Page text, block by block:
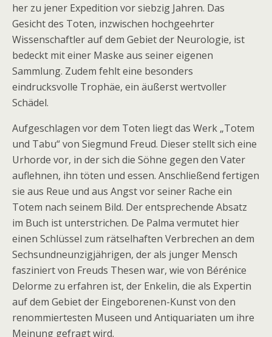
her zu jener Expedition vor siebzig Jahren. Das
Gesicht des Toten, inzwischen hochgeehrter
Wissenschaftler auf dem Gebiet der Neurologie, ist
bedeckt mit einer Maske aus seiner eigenen
Sammlung. Zudem fehlt eine besonders
eindrucksvolle Trophäe, ein äußerst wertvoller
Schädel.
Aufgeschlagen vor dem Toten liegt das Werk „Totem
und Tabu“ von Siegmund Freud. Dieser stellt sich eine
Urhorde vor, in der sich die Söhne gegen den Vater
auflehnen, ihn töten und essen. Anschließend fertigen
sie aus Reue und aus Angst vor seiner Rache ein
Totem nach seinem Bild. Der entsprechende Absatz
im Buch ist unterstrichen. De Palma vermutet hier
einen Schlüssel zum rätselhaften Verbrechen an dem
Sechsundneunzigjährigen, der als junger Mensch
fasziniert von Freuds Thesen war, wie von Bérénice
Delorme zu erfahren ist, der Enkelin, die als Expertin
auf dem Gebiet der Eingeborenen-Kunst von den
renommiertesten Museen und Antiquariaten um ihre
Meinung gefragt wird.